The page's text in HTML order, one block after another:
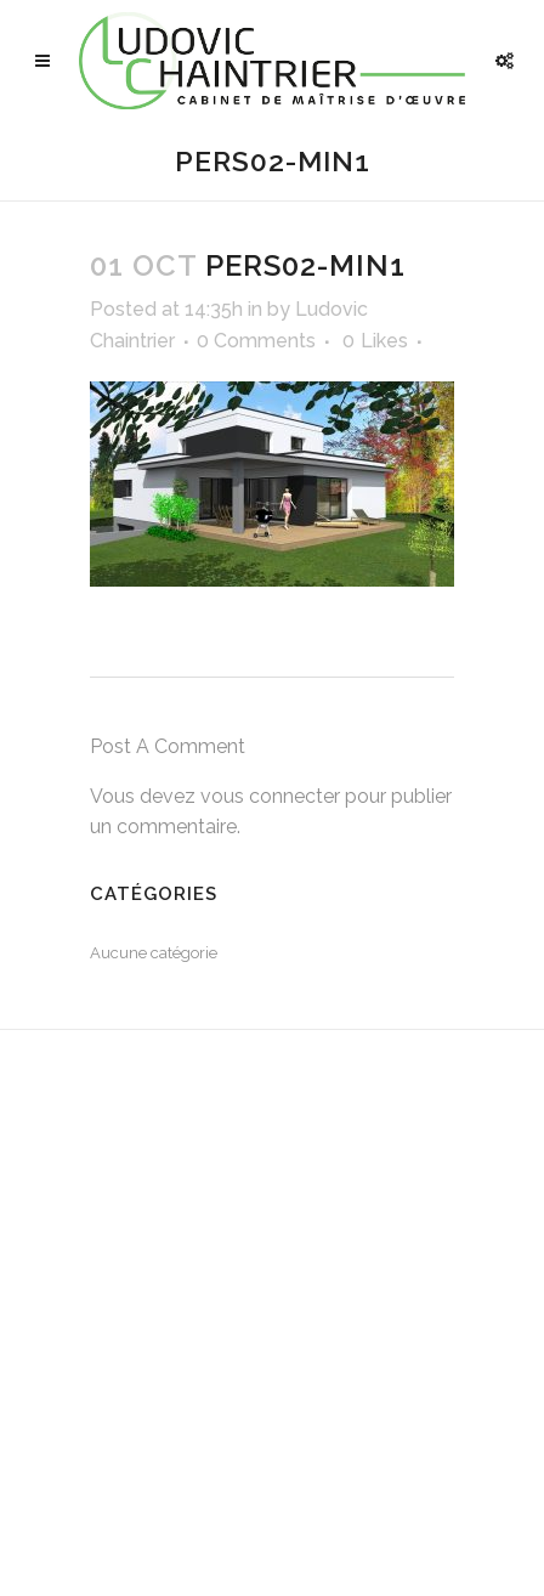
PERS02-MIN1
01 OCT PERS02-MIN1
Posted at 14:35h in by Ludovic
Chaintrier
0 Comments 0 Likes
Post A Comment
Vous devez vous connecter pour publier
un commentaire.
CATÉGORIES
Aucune catégorie